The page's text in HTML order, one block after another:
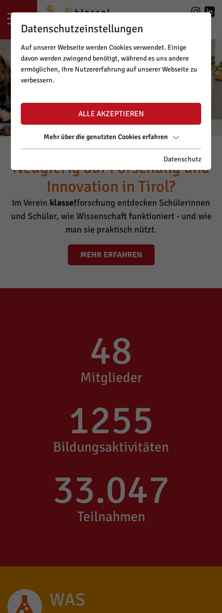
LOGIN|REGISTRIERUNG
Neugierig auf Forschung und
Innovation in Tirol?
Im Verein klasse!forschung entdecken Schülerinnen
und Schüler, wie Wissenschaft funktioniert - und wie
man sie praktisch nützt.
MEHR ERFAHREN
48
Mitglieder
1255
Bildungsaktivitäten
33.047
Teilnahmen
WAS
Datenschutzeinstellungen
Auf unserer Webseite werden Cookies verwendet. Einige
davon werden zwingend benötigt, während es uns andere
ermöglichen, Ihre Nutzererfahrung auf unserer Webseite zu
verbessern.
ALLE AKZEPTIEREN
Mehr über die genutzten Cookies erfahren
Datenschutz